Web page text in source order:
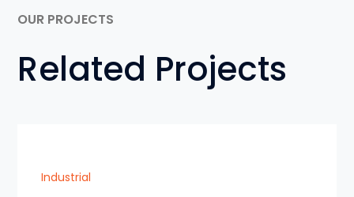
OUR PROJECTS
Related Projects
Industrial